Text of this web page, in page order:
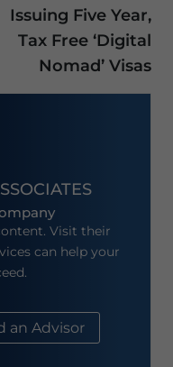
Issuing Five Year,
Tax Free ‘Digital
Nomad’ Visas
Visit their
can help your
an Advisor